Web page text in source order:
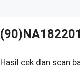
Hasil cek dan scan